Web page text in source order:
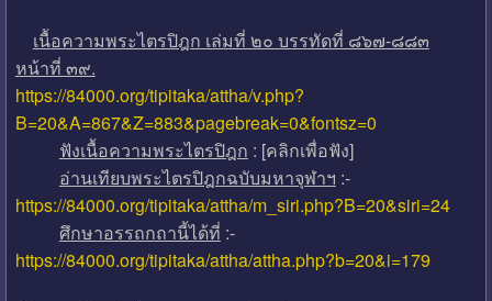
เนื้อความพระไตรปิฎก เล่มที่ ๒๐ บรรทัดที่ ๘๖๗-๘๘๓
หน้าที่ ๓๙.
https://84000.org/tipitaka/attha/v.php?
B=20&A=867&Z=883&pagebreak=0&fontsz=0
ฟังเนื้อความพระไตรปิฎก : [คลิกเพื่อฟัง]
อ่านเทียบพระไตรปิฎกฉบับมหาจุฬาฯ :-
https://84000.org/tipitaka/attha/m_siri.php?B=20&siri=24
ศึกษาอรรถกถานี้ได้ที่ :-
https://84000.org/tipitaka/attha/attha.php?b=20&i=179